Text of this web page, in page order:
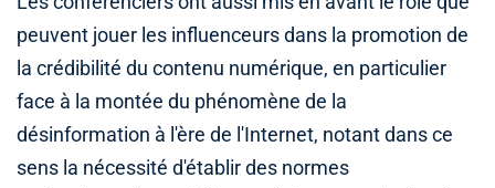
peuvent jouer les influenceurs dans la promotion de
la crédibilité du contenu numérique, en particulier
face à la montée du phénomène de la
désinformation à l'ère de l'Internet, notant dans ce
sens la nécessité d'établir des normes